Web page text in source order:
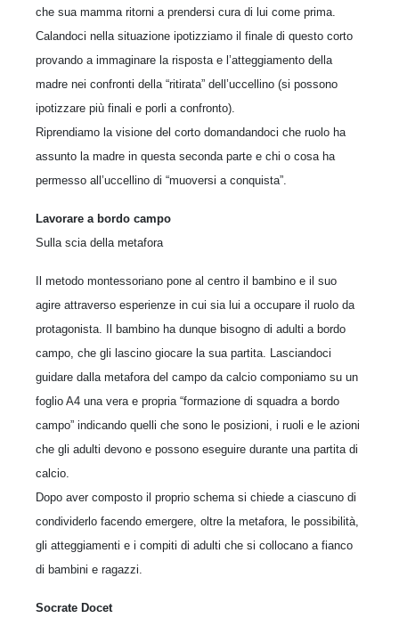
che sua mamma ritorni a prendersi cura di lui come prima.
Calandoci nella situazione ipotizziamo il finale di questo corto
provando a immaginare la risposta e l’atteggiamento della
madre nei confronti della “ritirata” dell’uccellino (si possono
ipotizzare più finali e porli a confronto).
Riprendiamo la visione del corto domandandoci che ruolo ha
assunto la madre in questa seconda parte e chi o cosa ha
permesso all’uccellino di “muoversi a conquista”.
Lavorare a bordo campo
Sulla scia della metafora
Il metodo montessoriano pone al centro il bambino e il suo
agire attraverso esperienze in cui sia lui a occupare il ruolo da
protagonista. Il bambino ha dunque bisogno di adulti a bordo
campo, che gli lascino giocare la sua partita. Lasciandoci
guidare dalla metafora del campo da calcio componiamo su un
foglio A4 una vera e propria “formazione di squadra a bordo
campo” indicando quelli che sono le posizioni, i ruoli e le azioni
che gli adulti devono e possono eseguire durante una partita di
calcio.
Dopo aver composto il proprio schema si chiede a ciascuno di
condividerlo facendo emergere, oltre la metafora, le possibilità,
gli atteggiamenti e i compiti di adulti che si collocano a fianco
di bambini e ragazzi.
Socrate Docet